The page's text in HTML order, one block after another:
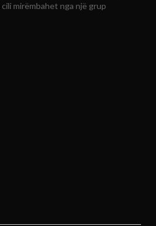
mirëmbahet nga një grup